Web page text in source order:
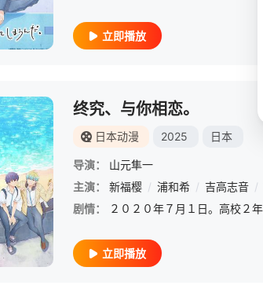
立即播放
终究、与你相恋。
日本动漫 2025 日本
导演：
山元隼一
主演：
新福樱 / 浦和希 / 吉高志音 /
剧情：
立即播放